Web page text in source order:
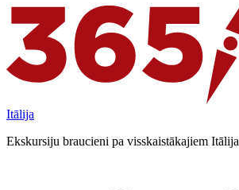
Itālija
Ekskursiju braucieni pa visskaistākajiem